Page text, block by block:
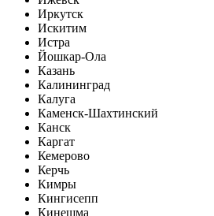
Иркутск
Искитим
Истра
Йошкар-Ола
Казань
Калининград
Калуга
Каменск-Шахтинский
Канск
Каргат
Кемерово
Керчь
Кимры
Кингисепп
Кинешма